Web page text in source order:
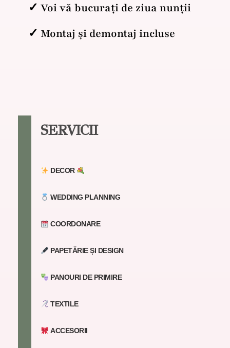
✓ Voi vă bucurați de ziua nunții
✓ Montaj și demontaj incluse
SERVICII
DECOR
WEDDING PLANNING
COORDONARE
PAPETĂRIE ȘI DESIGN
PANOURI DE PRIMIRE
TEXTILE
ACCESORII